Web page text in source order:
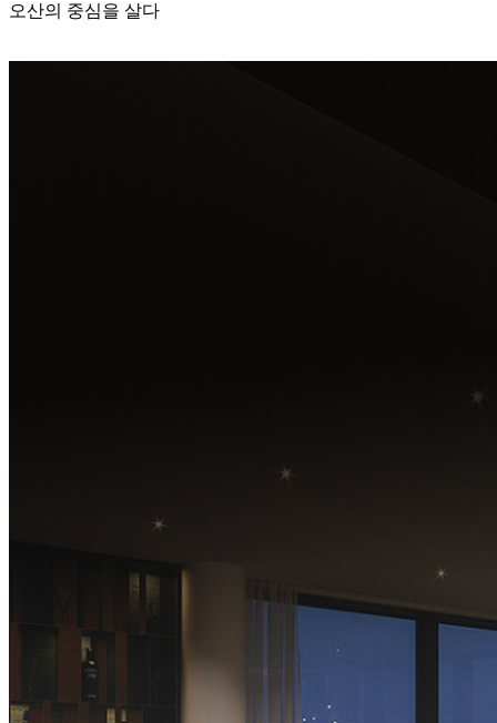
오산의 중심을 살다